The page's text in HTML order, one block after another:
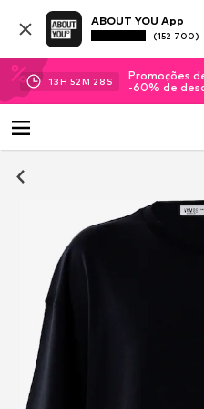
ABOUT YOU App
(152 700)
13H 52M 28 S
Promoções
-60% de